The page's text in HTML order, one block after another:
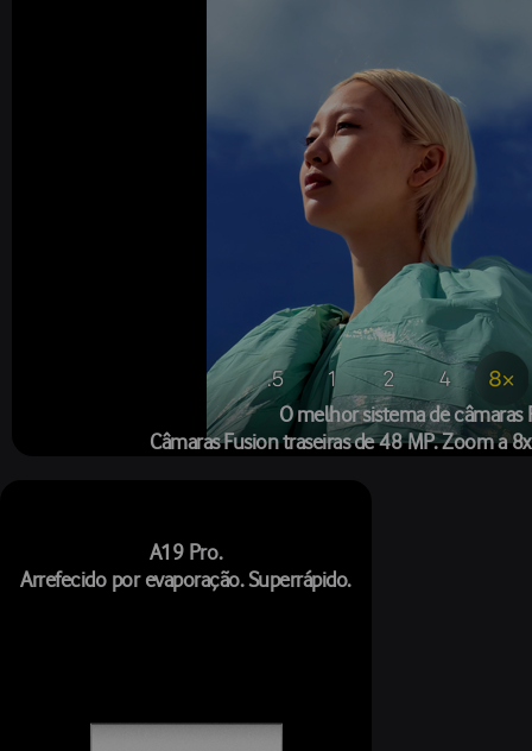
O melhor sistema de câmaras
Câmaras Fusion traseiras de 48 MP. Zoom a
A19 Pro.
Arrefecido por evaporação. Superrápido.